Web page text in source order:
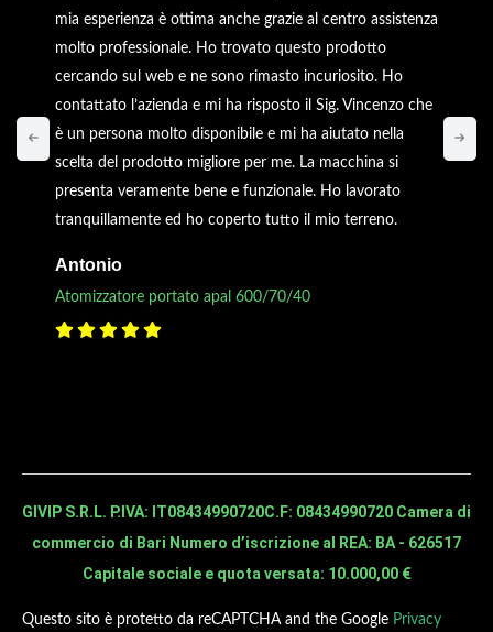
mia esperienza è ottima anche grazie al centro assistenza
molto professionale. Ho trovato questo prodotto
cercando sul web e ne sono rimasto incuriosito. Ho
contattato l’azienda e mi ha risposto il Sig. Vincenzo che
è un persona molto disponibile e mi ha aiutato nella
scelta del prodotto migliore per me. La macchina si
presenta veramente bene e funzionale. Ho lavorato
tranquillamente ed ho coperto tutto il mio terreno.
Antonio
Atomizzatore portato apal 600/70/40
GIVIP S.R.L. P.IVA: IT08434990720C.F: 08434990720 Camera di
commercio di Bari Numero d’iscrizione al REA: BA - 626517
Capitale sociale e quota versata: 10.000,00 €
Questo sito è protetto da reCAPTCHA and the Google Privacy